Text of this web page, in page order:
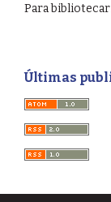
Para
Últimas